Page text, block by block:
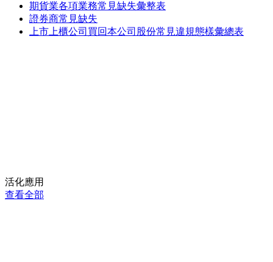
期貨業各項業務常見缺失彙整表
證券商常見缺失
上市上櫃公司買回本公司股份常見違規態樣彙總表
活化應用
查看全部